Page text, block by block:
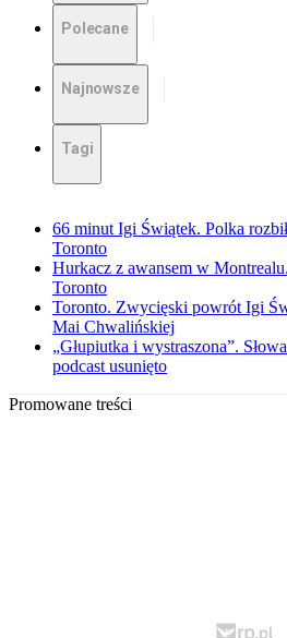
Polecane
Najnowsze
Tagi
66 minut Igi Świątek. Polka
Toronto
Hurkacz z awansem w
Toronto
Toronto. Zwycięski powrót Igi
Mai Chwalińskiej
„Głupiutka i wystraszona”.
podcast usunięto
Promowane treści